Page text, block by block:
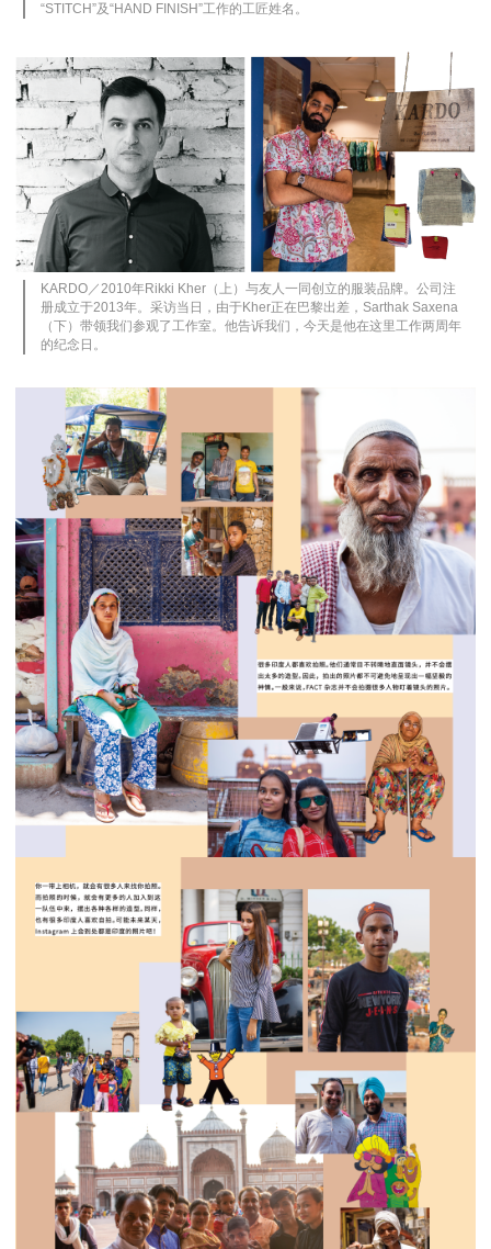
“STITCH”及“HAND FINISH”工作的工匠姓名。
KARDO／2010年Rikki Kher（上）与友人一同创立的服装品牌。公司注
册成立于2013年。采访当日，由于Kher正在巴黎出差，Sarthak Saxena
（下）带领我们参观了工作室。他告诉我们，今天是他在这里工作两周年
的纪念日。